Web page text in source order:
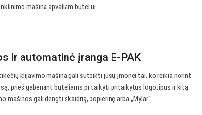
mašina apvaliam buteliui.
ir automatinė įranga E-PAK
klijavimo mašina gali suteikti jūsų įmonei tai, ko reikia norint
prieš gabenant buteliams pritaikyti pritaikytus logotipus ir kitą
mašinos gali dengti skaidrią, popierinę arba „Mylar“…